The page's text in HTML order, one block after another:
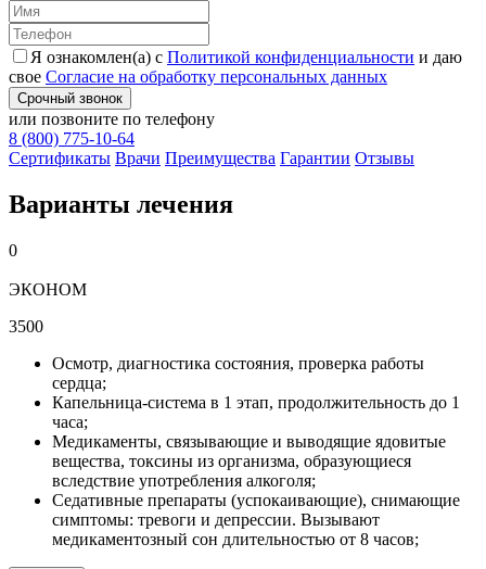
Я ознакомлен(а) с Политикой конфиденциальности и даю
свое Согласие на обработку персональных данных
Срочный звонок
или позвоните по телефону
8 (800) 775-10-64
Cертификаты Врачи Преимущества Гарантии Отзывы
Варианты лечения
0
ЭКОНОМ
3500
Осмотр, диагностика состояния, проверка работы
сердца;
Капельница-система в 1 этап, продолжительность до 1
часа;
Медикаменты, связывающие и выводящие ядовитые
вещества, токсины из организма, образующиеся
вследствие употребления алкоголя;
Седативные препараты (успокаивающие), снимающие
симптомы: тревоги и депрессии. Вызывают
медикаментозный сон длительностью от 8 часов;